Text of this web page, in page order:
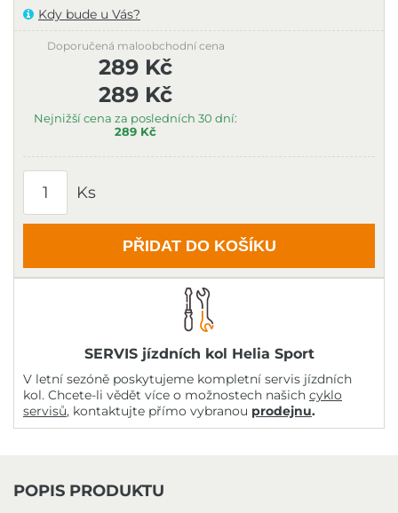
Kdy bude u Vás?
289 Kč
Nejnižší cena za posledních 30 dní:
289 Kč
Doporučená maloobchodní cena
289 Kč
Ks
PŘIDAT DO KOŠÍKU
SERVIS jízdních kol Helia Sport
V letní sezóně poskytujeme kompletní servis jízdních
kol. Chcete-li vědět více o možnostech našich cyklo
servisů, kontaktujte přímo vybranou prodejnu.
POPIS PRODUKTU